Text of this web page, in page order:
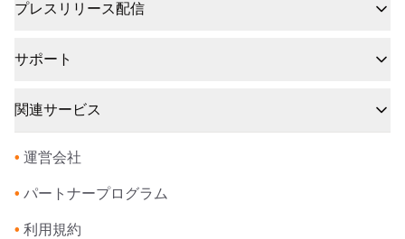
プレスリリース配信
サポート
関連サービス
• 運営会社
• パートナープログラム
• 利用規約